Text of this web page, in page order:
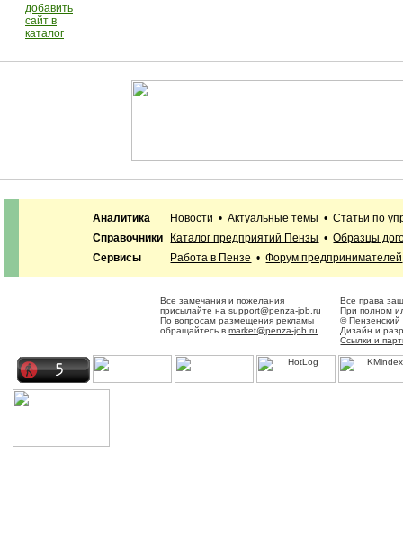
добавить
сайт в
каталог
Аналитика Новости •Актуальные темы •Статьи по
Справочники
Каталог предприятий Пензы •Образцы
Сервисы
Работа в Пензе •Форум предпринимателей
Все замечания и пожелания
присылайте наsupport@penza-job.ru
По вопросам размещения рекламы
обращайтесь вmarket@penza-job.ru
Все права
При полном
©
Дизайн и
Ссылки и